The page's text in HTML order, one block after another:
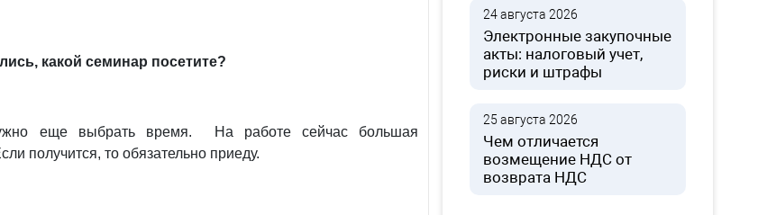
какой семинар посетите?
еще выбрать время. На работе сейчас большая
получится, то обязательно приеду.
24 августа 2026
Электронные закупочные
акты: налоговый учет,
риски и штрафы
25 августа 2026
Чем отличается
возмещение НДС от
возврата НДС